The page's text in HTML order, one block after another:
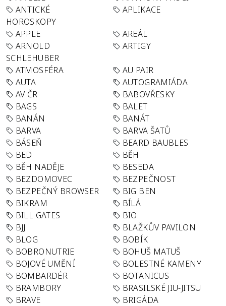
ANTICKÉ
HOROSKOPY
APLIKACE
APPLE
AREÁL
ARNOLD
SCHLEHUBER
ARTIGY
ATMOSFÉRA
AU PAIR
AUTA
AUTOGRAMIÁDA
AV ČR
BABOVŘESKY
BAGS
BALET
BANÁN
BANÁT
BARVA
BARVA ŠATŮ
BÁSEŇ
BEARD BAUBLES
BED
BĚH
BĚH NADĚJE
BESEDA
BEZDOMOVEC
BEZPEČNOST
BEZPEČNÝ BROWSER
BIG BEN
BIKRAM
BÍLÁ
BILL GATES
BIO
BJJ
BLAŽKŮV PAVILON
BLOG
BOBÍK
BOBRONUTRIE
BOHUŠ MATUŠ
BOJOVÉ UMĚNÍ
BOLESTNÉ KAMENY
BOMBARDÉR
BOTANICUS
BRAMBORY
BRASILSKÉ JIU-JITSU
BRAVE
BRIGÁDA